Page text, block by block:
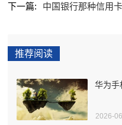
下一篇:
中国银行那种信用
推荐阅读
华为手
2026-